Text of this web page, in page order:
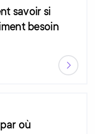
savoir si
besoin
où